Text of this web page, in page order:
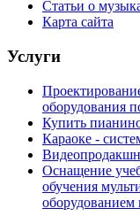
Статьи о
Карта сайта
Услуги
оборудования
Купить
Караоке -
Видеопродакшн
Оснащение
обучения